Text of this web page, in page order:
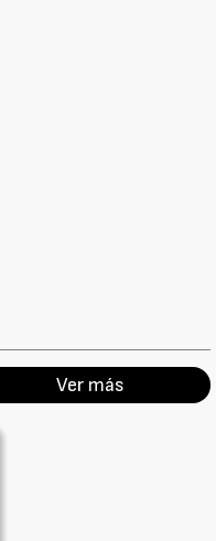
Ver más